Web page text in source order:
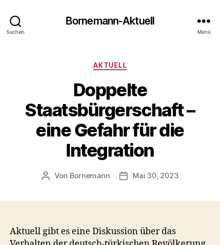
Suchen
Bornemann-Aktuell
Menü
Kategorien
AKTUELL
Doppelte
Staatsbürgerschaft –
eine Gefahr für die
Integration
Beitragsautor
Von Bornemann Veröffentlichungsdatum
Mai 30, 2023
Aktuell gibt es eine Diskussion über das